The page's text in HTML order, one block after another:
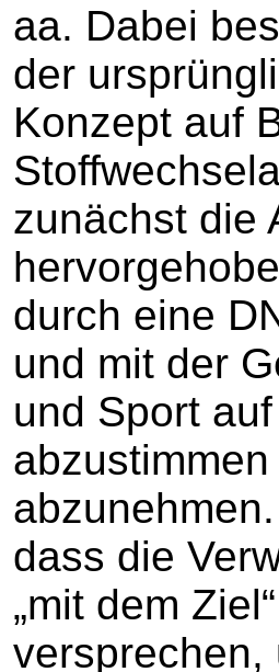
aa. Dabei
der
Konzept auf
zunächst die
durch eine
und mit der
und Sport
dass die
„mit dem
versprechen,